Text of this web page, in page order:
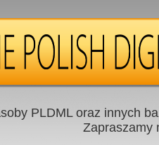
PLDML oraz innych
Zapraszamy